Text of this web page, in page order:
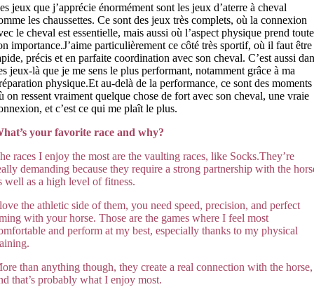
jeux que j’apprécie énormément sont les jeux d’aterre à cheval
les chaussettes. Ce sont des jeux très complets, où la connexion
le cheval est essentielle, mais aussi où l’aspect physique prend toute
importance.J’aime particulièrement ce côté très sportif, où il faut être
précis et en parfaite coordination avec son cheval. C’est aussi
jeux-là que je me sens le plus performant, notamment grâce à ma
physique.Et au-delà de la performance, ce sont des moments
on ressent vraiment quelque chose de fort avec son cheval, une vraie
et c’est ce qui me plaît le plus.
your favorite race and why?
races I enjoy the most are the vaulting races, like Socks.They’re
demanding because they require a strong partnership with the
well as a high level of fitness.
the athletic side of them, you need speed, precision, and perfect
with your horse. Those are the games where I feel most
and perform at my best, especially thanks to my physical
than anything though,they createa real connection with the horse,
that’s probably what I enjoy most.